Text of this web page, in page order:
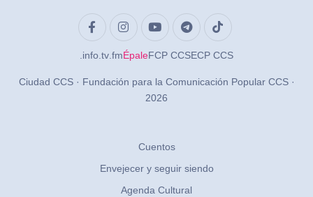
.info .tv .fmÉpaleFCP CCSECP CCS
Ciudad CCS · Fundación para la Comunicación Popular CCS ·
2026
Cuentos
Envejecer y seguir siendo
Agenda Cultural